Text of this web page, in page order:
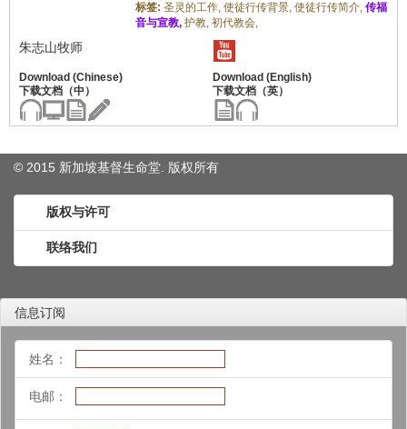
标签: 圣灵的工作, 使徒行传背景, 使徒行传简介, 传福
音与宣教, 护教, 初代教会,
朱志山牧师
© 2015 新加坡基督生命堂. 版权所有
版权与许可
联络我们
信息订阅
姓名：
电邮：